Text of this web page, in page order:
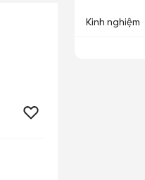
Kinh nghiệm